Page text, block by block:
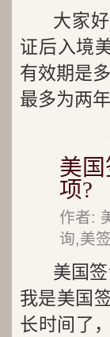
大家
证后入境
有效期是
最多为两
美
项?
作者:
询,美
美国
我是美国
长时间了